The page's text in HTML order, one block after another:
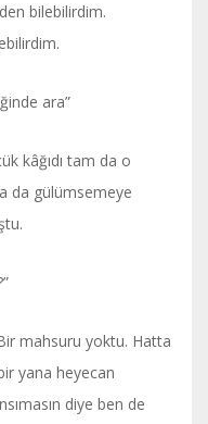
bilebilirdim.
ara”
kâğıdı tam da o
da gülümsemeye
mahsuru yoktu. Hatta
yana heyecan
diye ben de